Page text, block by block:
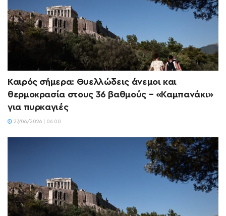
Καιρός σήμερα: Θυελλώδεις άνεμοι και
θερμοκρασία στους 36 βαθμούς – «Καμπανάκι»
για πυρκαγιές
27/06/2026 | 06:00